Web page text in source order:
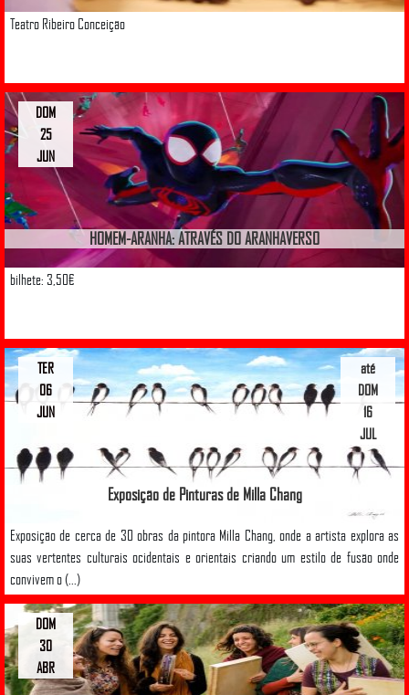
Teatro Ribeiro Conceição
HOMEM-ARANHA: ATRAVÉS DO ARANHAVERSO
bilhete: 3,50€
DOM
25
JUN
Exposição de Pinturas de Milla Chang
Exposição de cerca de 30 obras da pintora Milla Chang, onde a artista explora as
suas vertentes culturais ocidentais e orientais criando um estilo de fusão onde
convivem o (...)
até
DOM
16
JUL
TER
06
JUN
DOM
30
ABR